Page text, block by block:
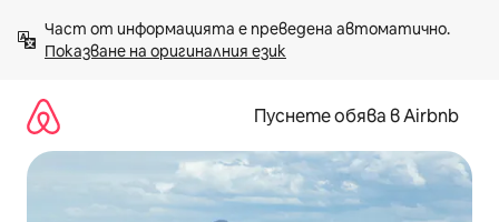
към
съдържанието
Показване на оригиналния език
Пуснете обява в Airbnb